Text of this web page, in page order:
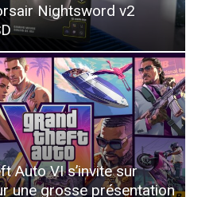
Nightsword v2
Auto VI s’invite sur
une grosse présentation